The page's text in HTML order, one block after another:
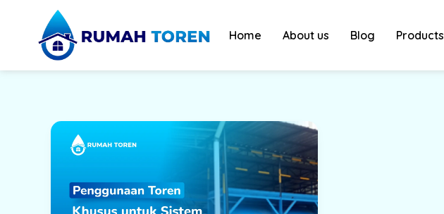
content
Home About us Blog Products